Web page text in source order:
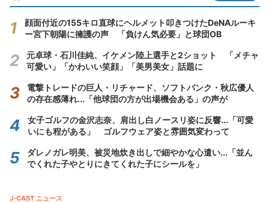
顔面付近の155キロ直球にヘルメット叩きつけたDeNAルーキ
ー宮下朝陽に擁護の声 「負けん気必要」と球団OB
元卓球・石川佳純、イケメン陸上選手と2ショット 「メチャ
可愛い」「かわいい笑顔」「美男美女」話題に
電撃トレードの巨人・リチャード、ソフトバンク・秋広優人
の存在感薄れ...「他球団の方が出場機会ある」の声が
女子ゴルフの金沢志奈、肩出し白ノースリ姿に反響...「可愛
いにも程がある」 ゴルフウェア姿と雰囲気変わって
ダレノガレ明美、被災地炊き出しで細やかな心遣い...「並ん
でくれた子やとりにきてくれた子にシールを」
J-CAST ニュース